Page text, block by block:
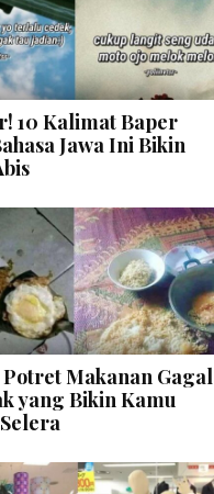
10 Kalimat Baper
Jawa Ini Bikin
Potret Makanan Gagal
yang Bikin Kamu